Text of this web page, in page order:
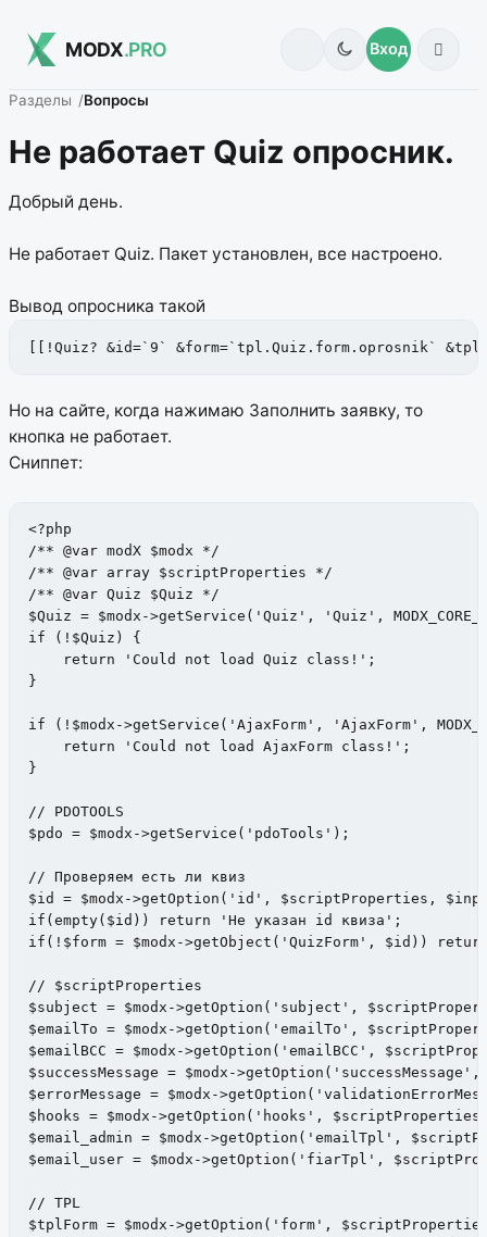
MODX.PRO Вход
Разделы Вопросы
Не работает Quiz опросник.
Добрый день.
Не работает Quiz. Пакет установлен, все настроено.
Вывод опросника такой
[[!Quiz? &id=`9` &form=`tpl.Quiz.form.oprosnik`
Но на сайте, когда нажимаю Заполнить заявку, то
кнопка не работает.
Сниппет:
<?php
/** @var modX $modx */
/** @var array $scriptProperties */
/** @var Quiz $Quiz */
$Quiz = $modx->getService('Quiz', 'Quiz',
if (!$Quiz) {
    return 'Could not load Quiz class!';
}
if (!$modx->getService('AjaxForm', 'AjaxForm',
    return 'Could not load AjaxForm class!';
}
// PDOTOOLS
$pdo = $modx->getService('pdoTools');
// Проверяем есть ли квиз
$id = $modx->getOption('id', $scriptProperties,
if(empty($id)) return 'Не указан id квиза';
if(!$form = $modx->getObject('QuizForm', $id))
// $scriptProperties
$subject = $modx->getOption('subject',
$emailTo = $modx->getOption('emailTo',
$emailBCC = $modx->getOption('emailBCC',
$successMessage = $modx-
$errorMessage = $modx-
$hooks = $modx->getOption('hooks',
$email_admin = $modx->getOption('emailTpl',
$email_user = $modx->getOption('fiarTpl',
// TPL
$tplForm = $modx->getOption('form',